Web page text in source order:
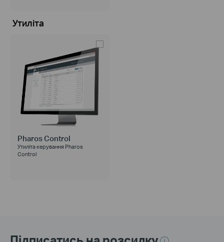
Утиліта
Pharos Control
Утиліта керування Pharos
Control